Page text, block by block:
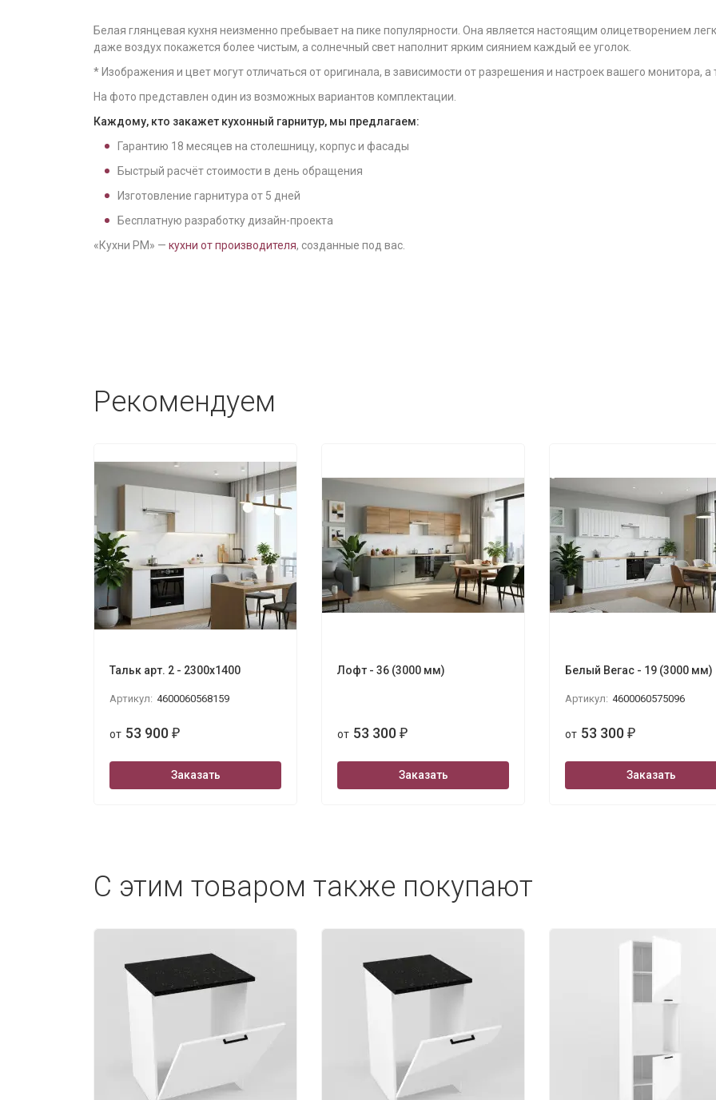
Белая глянцевая кухня неизменно пребывает на пике популярности. Она является настоящим олицетворением
даже воздух покажется более чистым, а солнечный свет наполнит ярким сиянием каждый ее уголок.
* Изображения и цвет могут отличаться от оригинала, в зависимости от разрешения и настроек вашего монитора,
На фото представлен один из возможных вариантов комплектации.
Каждому, кто закажет кухонный гарнитур, мы предлагаем:
Гарантию 18 месяцев на столешницу, корпус и фасады
Быстрый расчёт стоимости в день обращения
Изготовление гарнитура от 5 дней
Бесплатную разработку дизайн-проекта
«Кухни РМ» — кухни от производителя, созданные под вас.
Рекомендуем
Тальк арт. 2 - 2300х1400
Артикул: 4600060568159
от 53 900 ₽
Заказать
Лофт - 36 (3000 мм)
от 53 300 ₽
Заказать
Белый Вегас - 19 (3000 мм)
Артикул: 4600060575096
от 53 300 ₽
Заказать
С этим товаром также покупают